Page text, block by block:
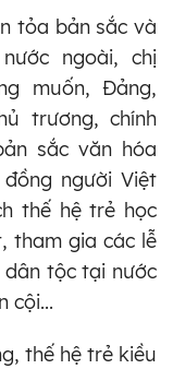
tỏa bản sắc và
ngoài, chị
muốn, Đảng,
trương, chính
sắc văn hóa
người Việt
thế hệ trẻ học
tham gia các lễ
tộc tại nước
cội...
thế hệ trẻ kiều